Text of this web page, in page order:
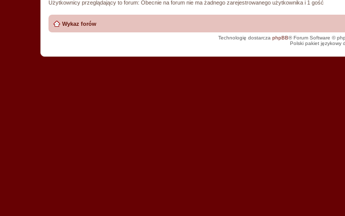
Użytkownicy przeglądający to forum: Obecnie na forum nie ma żadnego zarejestrowanego użytkownika i 1 gość
Wykaz forów
Technologię dostarcza phpBB® Forum Software ©
Polski pakiet językowy